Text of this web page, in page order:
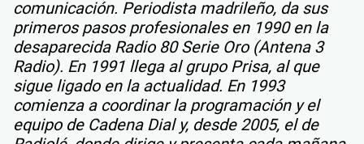
comunicación. Periodista madrileño, da sus
primeros pasos profesionales en 1990 en la
desaparecida Radio 80 Serie Oro (Antena 3
Radio). En 1991 llega al grupo Prisa, al que
sigue ligado en la actualidad. En 1993
comienza a coordinar la programación y el
equipo de Cadena Dial y, desde 2005, el de